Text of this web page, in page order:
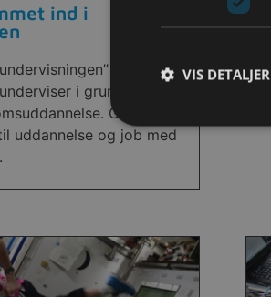
ind i
er en ny
i grundskolen
Guiden
uddannelse og job med
VIS DETALJER